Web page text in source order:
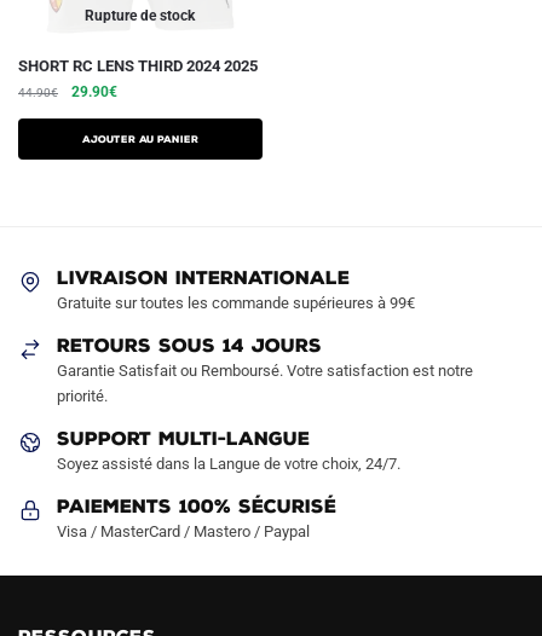
Rupture de stock
SHORT RC LENS THIRD 2024 2025
44.90€
Le
initial
était :
29.90€Le
actuel
est :
AJOUTER AU PANIER
Ce
produit
a
plusieurs
peuvent
être
sur
du
produit
LIVRAISON INTERNATIONALE
Gratuite sur toutes les commande supérieures à 99€
RETOURS SOUS 14 JOURS
Garantie Satisfait ou Remboursé. Votre satisfaction est notre
priorité.
SUPPORT MULTI-LANGUE
Soyez assisté dans la Langue de votre choix, 24/7.
Paiements 100% Sécurisé
Visa / MasterCard / Mastero / Paypal